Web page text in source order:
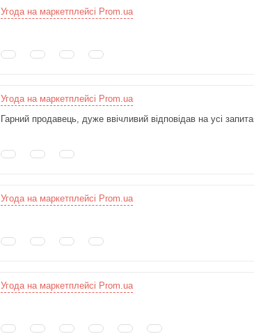
Угода на маркетплейсі Prom.ua
Угода на маркетплейсі Prom.ua
Гарний продавець, дуже ввічливий відповідав на усі
Угода на маркетплейсі Prom.ua
Угода на маркетплейсі Prom.ua